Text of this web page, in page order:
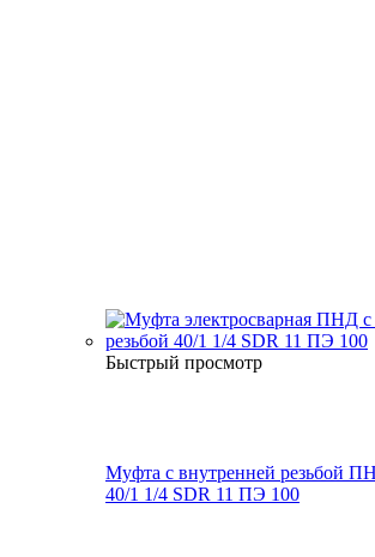
Быстрый просмотр
Муфта с внутренней резьбой
40/1 1/4 SDR 11 ПЭ 100